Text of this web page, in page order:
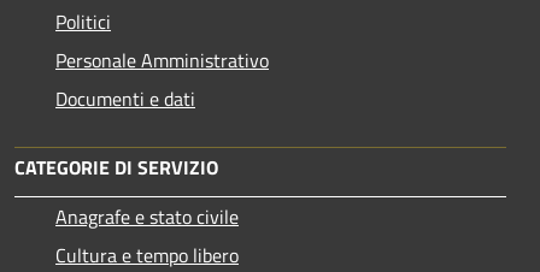
Politici
Personale Amministrativo
Documenti e dati
CATEGORIE DI SERVIZIO
Anagrafe e stato civile
Cultura e tempo libero